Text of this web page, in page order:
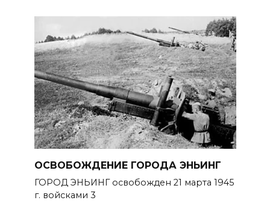
ОСВОБОЖДЕНИЕ ГОРОДА ЭНЬИНГ
ГОРОД ЭНЬИНГ освобожден 21 марта 1945
г. войсками 3